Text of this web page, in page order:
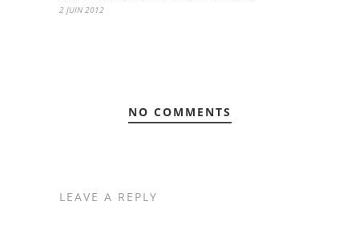
2 JUIN 2012
NO COMMENTS
LEAVE A REPLY